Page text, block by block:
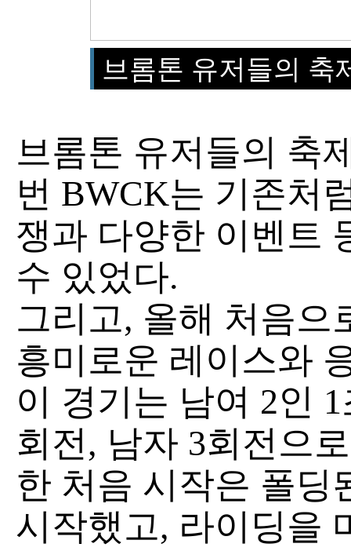
브롬톤 유저들의 축
브롬톤 유저들의 축
번 BWCK는 기존처
쟁과 다양한 이벤트
수 있었다.
그리고, 올해 처음으
흥미로운 레이스와
이 경기는 남여 2인
회전, 남자 3회전으
한 처음 시작은 폴딩
시작했고, 라이딩을